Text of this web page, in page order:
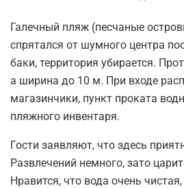
Галечный пляж (песчаные
спрятался от шумного центра
баки, территория убирается.
а ширина до 10 м. При входе
магазинчики, пункт проката
пляжного инвентаря.
Гости заявляют, что здесь
Развлечений немного, зато
Нравится, что вода очень